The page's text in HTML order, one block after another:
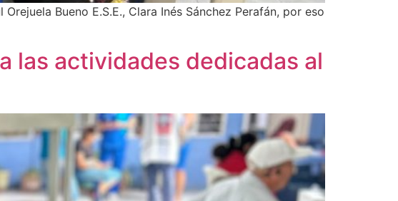
Bueno E.S.E., Clara Inés Sánchez Perafán, por eso
las actividades dedicadas al